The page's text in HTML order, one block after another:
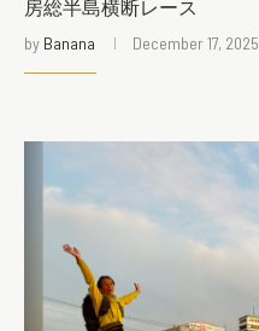
房総半島横断レース
by Banana December 17, 2025